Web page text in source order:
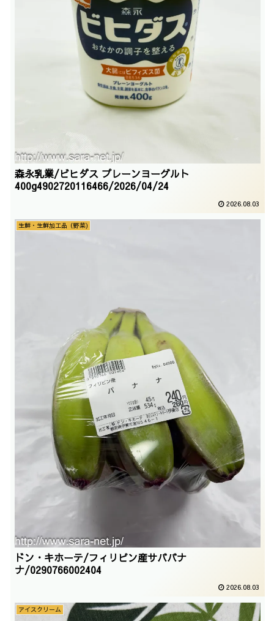
森永乳業/ビヒダス プレーンヨーグルト
400g4902720116466/2026/04/24
2026.08.03
生鮮・生鮮加工品（野菜)
ドン・キホーテ/フィリピン産サババナ
ナ/0290766002404
2026.08.03
アイスクリーム